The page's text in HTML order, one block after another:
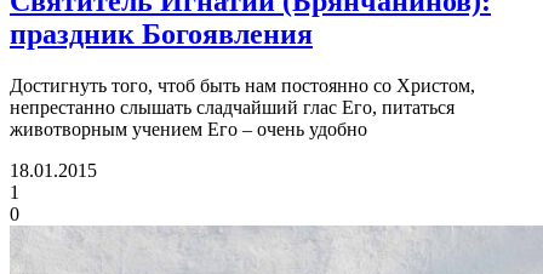
праздник Богоявления
Достигнуть того, чтоб быть нам постоянно со Христом,
непрестанно слышать сладчайший глас Его, питаться
животворным учением Его – очень удобно
18.01.2015
1
0